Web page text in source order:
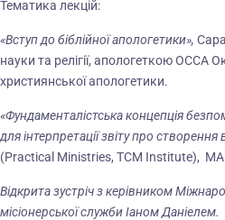
Тематика лекцій:
«Вступ до біблійної апологетики»,
науки та релігії, апологеткою OCCA
християнської апологетики.
«Фундаменталістська концепція
для інтерпретації звіту про створення
(Practical Ministries, TCM Institute),
Відкрита зустріч з керівником
місіонерської служби Іаном Даніелем.